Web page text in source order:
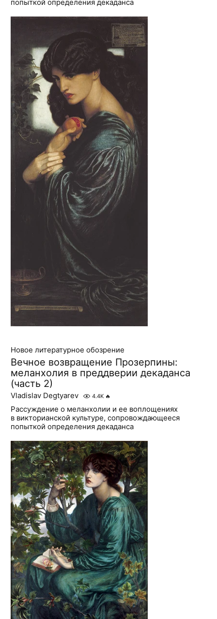
попыткой определения декаданса
Новое литературное обозрение
Вечное возвращение Прозерпины:
меланхолия в преддверии декаданса
(часть 2)
Vladislav Degtyarev 4.4K 🔥
Рассуждение о меланхолии и ее воплощениях
в викторианской культуре, сопровождающееся
попыткой определения декаданса